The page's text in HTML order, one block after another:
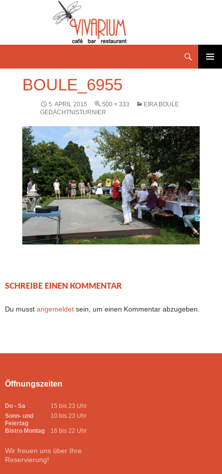
BOULE_6955
5. APRIL 2015 500 × 333
EIRA BOULE
GEDÄCHTNISTURNIER
SCHREIBE EINEN KOMMENTAR
Du musst angemeldet sein, um einen Kommentar abzugeben.
Öffnungszeiten
Do - Sa
15 bis 23 Uhr
Sonn- und
Feiertag
10 bis 23 Uhr
Bistro Montag 16 bis 22 Uhr
Wir freuen uns über Ihre
Reservierung!